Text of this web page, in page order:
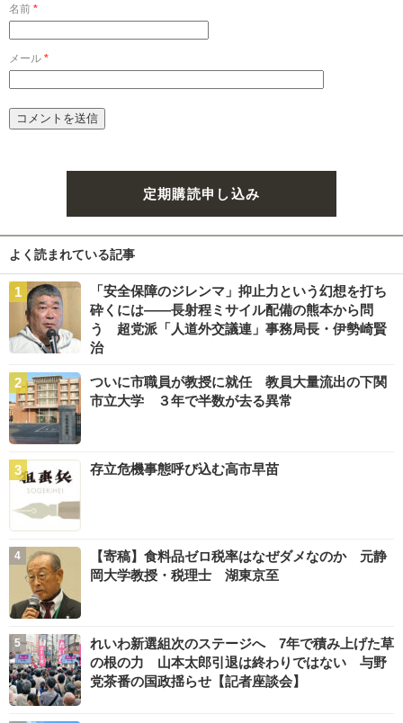
名前 *
メール *
定期購読申し込み
よく読まれている記事
「安全保障のジレンマ」抑止力という幻想を打ち
砕くには――長射程ミサイル配備の熊本から問
う 超党派「人道外交議連」事務局長・伊勢崎賢
治
ついに市職員が教授に就任 教員大量流出の下関
市立大学 ３年で半数が去る異常
存立危機事態呼び込む高市早苗
【寄稿】食料品ゼロ税率はなぜダメなのか 元静
岡大学教授・税理士 湖東京至
れいわ新選組次のステージへ 7年で積み上げた草
の根の力 山本太郎引退は終わりではない 与野
党茶番の国政揺らせ【記者座談会】